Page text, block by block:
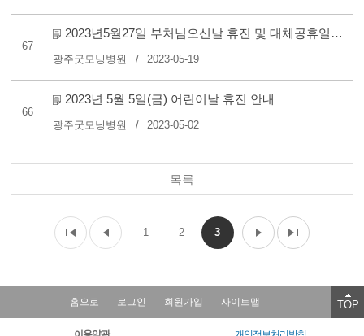
67
2023년5월27일 부처님오신날 휴진 및 대체공휴일 오전진료 안내..
광주굿모닝병원 2023-05-19
66
2023년 5월 5일(금) 어린이날 휴진 안내
광주굿모닝병원 2023-05-02
목록
1 2 3
홈으로 로그인 회원가입 사이트맵 TOP